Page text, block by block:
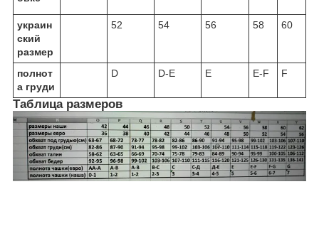
украин
ский
размер
52 54 56 58 60
полнот
а груди
D D-E E E-F F
Таблица размеров